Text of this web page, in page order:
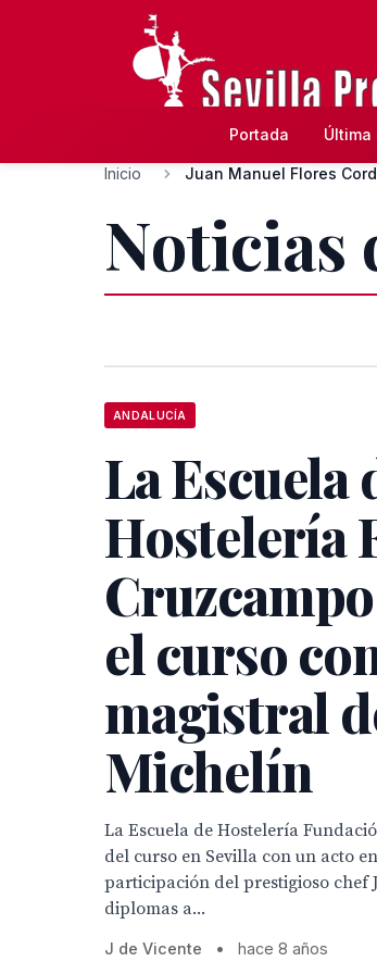
Portada Última
Inicio Juan Manuel Flores
Noticias
ANDALUCÍA
La Escuela
Hostelería
el curso
magistral
Michelín
La Escuela de Hostelería
del curso en Sevilla con un acto
participación del prestigioso chef
diplomas a...
J de Vicente • hace 8 años